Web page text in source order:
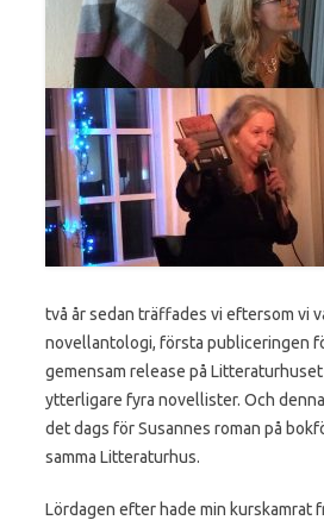
två år sedan träffades vi eftersom vi
novellantologi, första publiceringen
gemensam release på
ytterligare fyra novellister. Och
det dags för Susannes roman på
samma Litteraturhus.
Lördagen efter hade min kurskamrat